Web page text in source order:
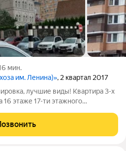
мин.
им. Ленина)», 2 квартал 2017
лучшие виды! Квартира 3-х
16 этаже 17-ти этажного
виды из окон. Квартира